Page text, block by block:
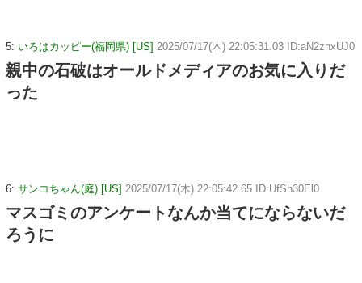
5: いろはカッピー(福岡県) [US] 2025/07/17(木) 22:05:31.03 ID:aN2znxUJ0
親中の石破はオールドメディアのお気に入りだ
った
6: サンコちゃん(庭) [US] 2025/07/17(木) 22:05:42.65 ID:UfSh30El0
マスゴミのアンケートなんか当てにならないだ
ろうに